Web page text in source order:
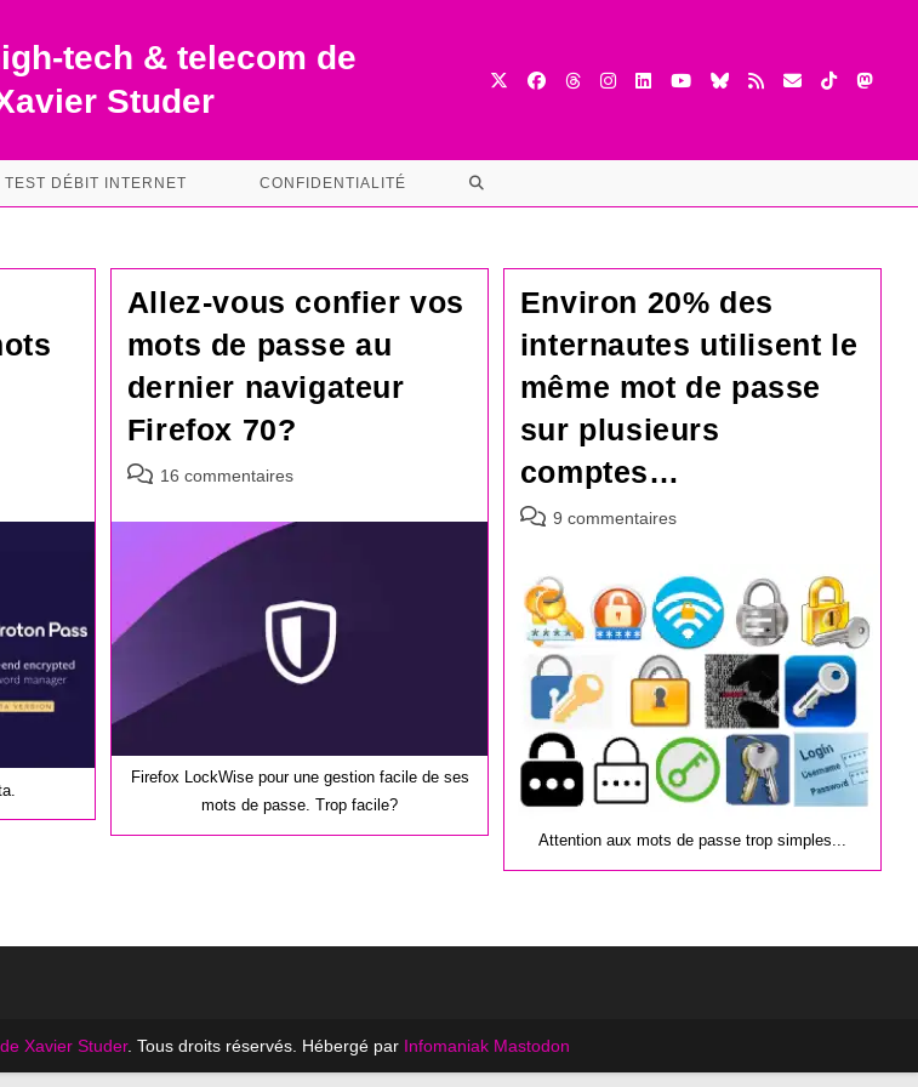
tech & telecom de
Studer
TEST DÉBIT INTERNET CONFIDENTIALITÉ TOGGLE
SEARCH
Allez-vous confier vos
mots de passe au
dernier navigateur
Firefox 70?
Commentaires
la
publication :
16 commentaires
Firefox LockWise pour une gestion facile de ses
mots de passe. Trop facile?
Environ 20% des
internautes utilisent le
même mot de passe
sur plusieurs
comptes…
Commentaires
publication :
9 commentaires
Attention aux mots de passe trop simples...
Xavier Studer. Tous droits réservés. Hébergé par Infomaniak Mastodon